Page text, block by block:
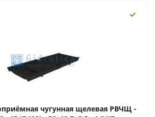
чугунная щелевая РВЧЩ -